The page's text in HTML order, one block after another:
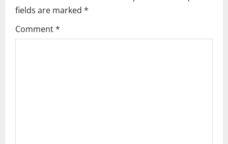
g
a
fields are marked *
Comment*